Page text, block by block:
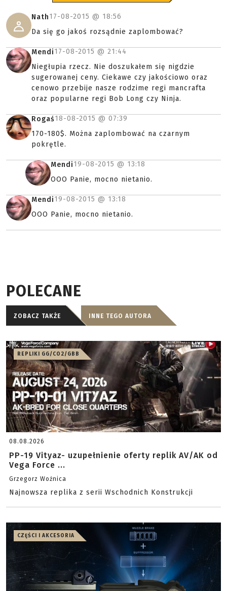
Nath17-08-2015 @ 18:56
Da się go jakoś rozsądnie zaplombować?
Mendi17-08-2015 @ 21:44
Niegłupia rzecz. Nie doszukałem się nigdzie
sugerowanej ceny. Ciekawe czy jakościowo oraz
cenowo przebije nasze rodzime regi mancrafta
oraz popularne regi Bob Long czy Ninja.
Rogaś18-08-2015 @ 07:39
170-180$. Można zaplombować na czarnym
pokrętle.
Mendi19-08-2015 @ 13:18
OOO Panie, mocno nietanio.
Mendi19-08-2015 @ 13:18
OOO Panie, mocno nietanio.
POLECANE
ZOBACZ TAKŻE INNE TEGO AUTORA
REPLIKI GG/CO2/GBB
08.08.2026
PP-19 Vityaz- uzupełnienie oferty replik AV/AK od
Vega Force ...
Grzegorz Woźnica
Najnowsza replika z serii Wschodnich Konstrukcji
CZĘŚCI I AKCESORIA